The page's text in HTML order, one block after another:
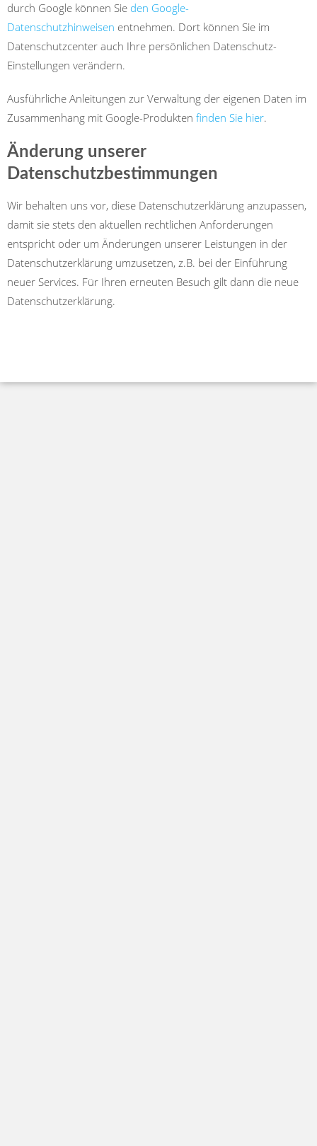
durch Google können Sie den Google-
Datenschutzhinweisen entnehmen. Dort können Sie im
Datenschutzcenter auch Ihre persönlichen Datenschutz-
Einstellungen verändern.
Ausführliche Anleitungen zur Verwaltung der eigenen Daten im
Zusammenhang mit Google-Produkten finden Sie hier.
Änderung unserer
Datenschutzbestimmungen
Wir behalten uns vor, diese Datenschutzerklärung anzupassen,
damit sie stets den aktuellen rechtlichen Anforderungen
entspricht oder um Änderungen unserer Leistungen in der
Datenschutzerklärung umzusetzen, z.B. bei der Einführung
neuer Services. Für Ihren erneuten Besuch gilt dann die neue
Datenschutzerklärung.